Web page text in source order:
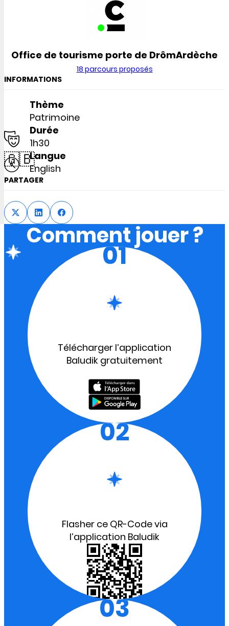
Office de tourisme porte de DrômArdèche
18 parcours proposés
INFORMATIONS
Thème
Patrimoine
Durée
1h30
🇬🇧Langue
English
PARTAGER
Comment jouer ?
01
Télécharger l’application
Baludik gratuitement
02
Flasher ce QR-Code via
l’application Baludik
03